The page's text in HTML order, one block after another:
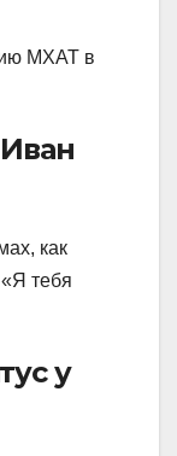
МХАТ в
как
тебя
у